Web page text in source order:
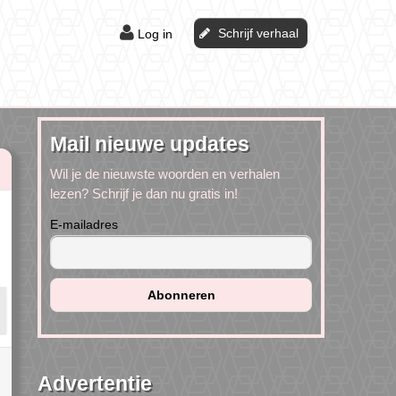
Log in Schrijf verhaal
Mail nieuwe updates
Wil je de nieuwste woorden en verhalen
lezen? Schrijf je dan nu gratis in!
E-mailadres
Advertentie